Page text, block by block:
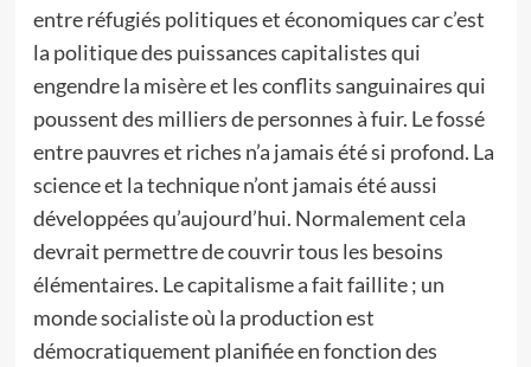
entre réfugiés politiques et économiques car c’est
la politique des puissances capitalistes qui
engendre la misère et les conflits sanguinaires qui
poussent des milliers de personnes à fuir. Le fossé
entre pauvres et riches n’a jamais été si profond. La
science et la technique n’ont jamais été aussi
développées qu’aujourd’hui. Normalement cela
devrait permettre de couvrir tous les besoins
élémentaires. Le capitalisme a fait faillite ; un
monde socialiste où la production est
démocratiquement planifiée en fonction des